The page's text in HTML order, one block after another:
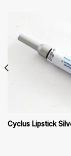
Cyclus Lipstick